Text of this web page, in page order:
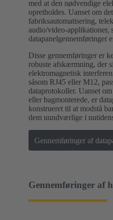
med at den nødvendige
opretholdes. Uanset om
fabriksautomatisering,
audio/video-applikationer,
datapanelgennemføringer
Disse gennemføringer er
robuste afskærmning, der
elektromagnetisk
såsom RJ45 eller M12,
dataprotokoller. Uanset
eller bagmonterede, er
konstrueret til at modstå
dem uundværlige i
Gennemføringer af
Gennemføringer af